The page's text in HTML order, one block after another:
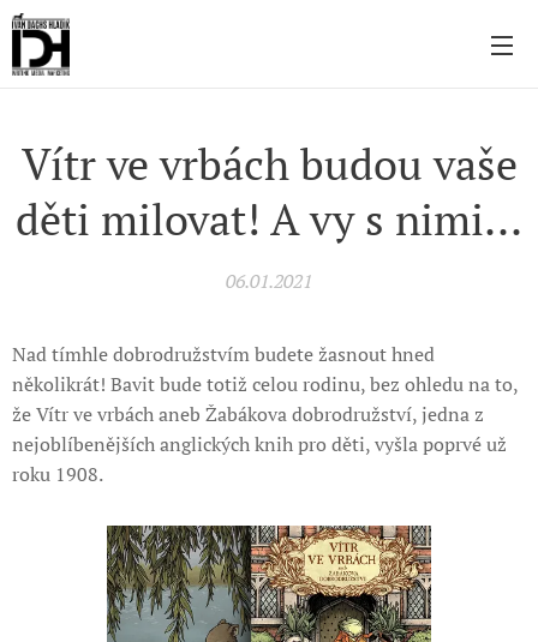
Vítr ve vrbách budou vaše
děti milovat! A vy s nimi...
06.01.2021
Nad tímhle dobrodružstvím budete žasnout hned
několikrát! Bavit bude totiž celou rodinu, bez ohledu na to,
že Vítr ve vrbách aneb Žabákova dobrodružství, jedna z
nejoblíbenějších anglických knih pro děti, vyšla poprvé už
roku 1908.